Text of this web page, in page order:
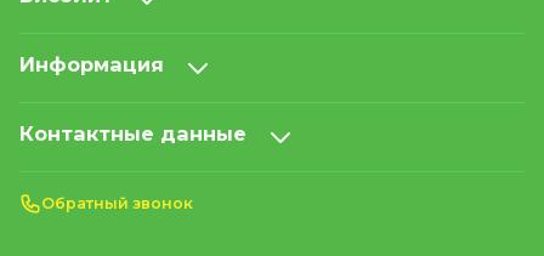
Информация
Контактные данные
Обратный звонок